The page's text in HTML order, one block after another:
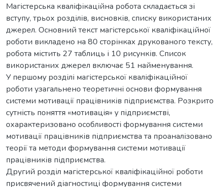
Магістерська кваліфікаційна робота складається зі
вступу, трьох розділів, висновків, списку використаних
джерел. Основний текст магістерської кваліфікаційної
роботи викладено на 80 сторінках друкованого тексту,
робота містить 27 таблиць і 10 рисунків. Список
використаних джерел включає 51 найменування.
У першому розділі магістерської кваліфікаційної
роботи узагальнено теоретичні основи формування
системи мотивації працівників підприємства. Розкрито
сутність поняття «мотивація» у підприємстві,
охарактеризовано особливості формування системи
мотивації працівників підприємства та проаналізовано
теорії та методи формування системи мотивації
працівників підприємства.
Другий розділ магістерської кваліфікаційної роботи
присвячений діагностиці формування системи